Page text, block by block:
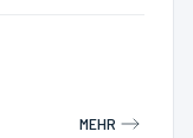
MEHR